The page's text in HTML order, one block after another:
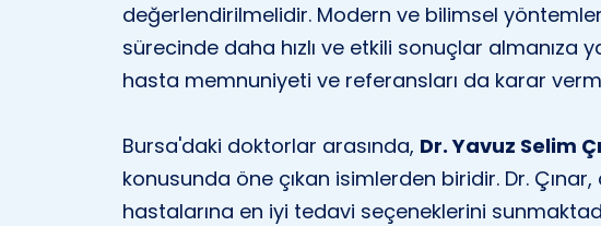
değerlendirilmelidir. Modern ve bilimsel
sürecinde daha hızlı ve etkili sonuçlar almanıza
hasta memnuniyeti ve referansları da karar
Bursa'daki doktorlar arasında, Dr. Yavuz Selim
konusunda öne çıkan isimlerden biridir. Dr.
hastalarına en iyi tedavi seçeneklerini